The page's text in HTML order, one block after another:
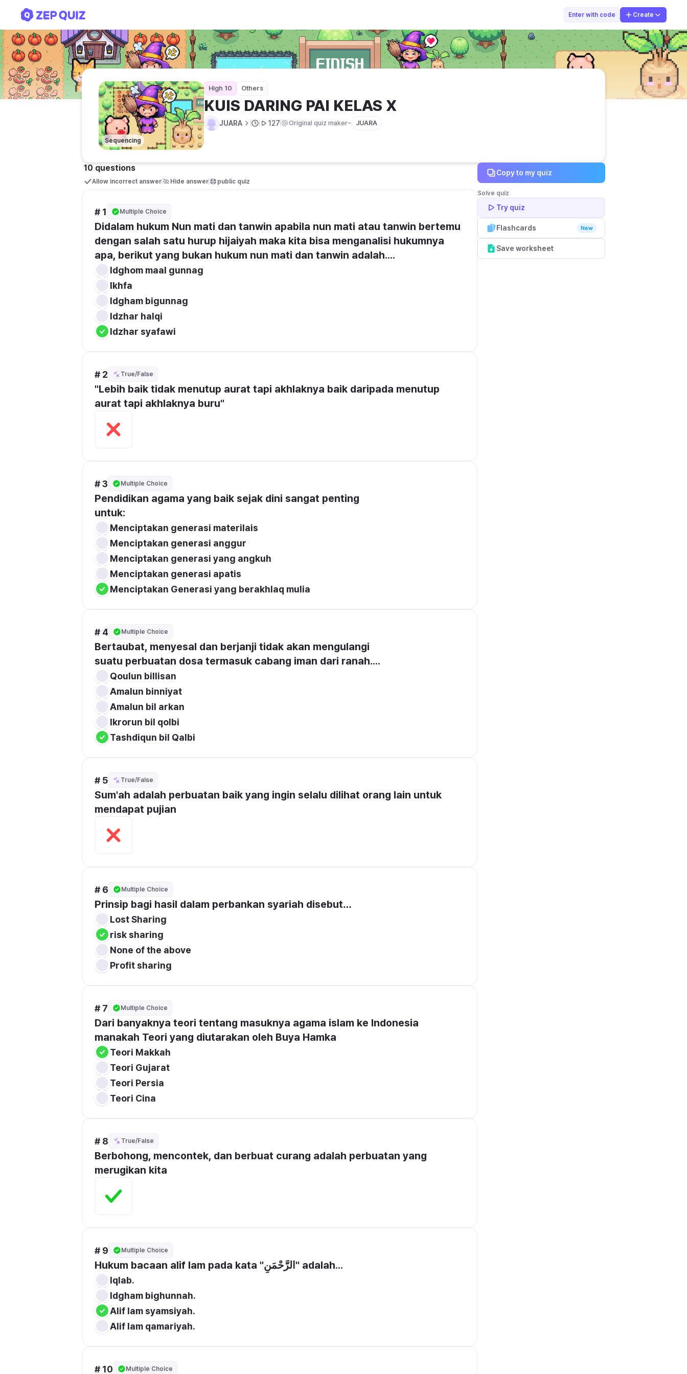
Enter with code Create
JUARA
Sequencing
High 10 Others
KUIS DARING PAI KELAS X
JUARA 127 Original quiz maker- JUARA
10 questions
Allow incorrect answer Hide answer public quiz
# 1 Multiple Choice
Didalam hukum Nun mati dan tanwin apabila nun mati atau tanwin bertemu
dengan salah satu hurup hijaiyah maka kita bisa menganalisi hukumnya
apa, berikut yang bukan hukum nun mati dan tanwin adalah....
Idghom maal gunnag
Ikhfa
Idgham bigunnag
Idzhar halqi
Idzhar syafawi
# 2 True/False
"Lebih baik tidak menutup aurat tapi akhlaknya baik daripada menutup
aurat tapi akhlaknya buru"
# 3 Multiple Choice
Pendidikan agama yang baik sejak dini sangat penting
untuk:
Menciptakan generasi materilais
Menciptakan generasi anggur
Menciptakan generasi yang angkuh
Menciptakan generasi apatis
Menciptakan Generasi yang berakhlaq mulia
# 4 Multiple Choice
Bertaubat, menyesal dan berjanji tidak akan mengulangi
suatu perbuatan dosa termasuk cabang iman dari ranah....
Qoulun billisan
Amalun binniyat
Amalun bil arkan
Ikrorun bil qolbi
Tashdiqun bil Qalbi
# 5 True/False
Sum'ah adalah perbuatan baik yang ingin selalu dilihat orang lain untuk
mendapat pujian
# 6 Multiple Choice
Prinsip bagi hasil dalam perbankan syariah disebut…
Lost Sharing
risk sharing
Profit sharing
# 7 Multiple Choice
Dari banyaknya teori tentang masuknya agama islam ke Indonesia
manakah Teori yang diutarakan oleh Buya Hamka
Teori Makkah
Teori Gujarat
Teori Persia
Teori Cina
# 8 True/False
Berbohong, mencontek, dan berbuat curang adalah perbuatan yang
merugikan kita
# 9 Multiple Choice
Hukum bacaan alif lam pada kata "الرَّحْمَنِ" adalah...
Iqlab.
Idgham bighunnah.
Alif lam syamsiyah.
Alif lam qamariyah.
# 10 Multiple Choice
Copy to my quiz
Solve quiz
Try quiz
Flashcards New
Save worksheet